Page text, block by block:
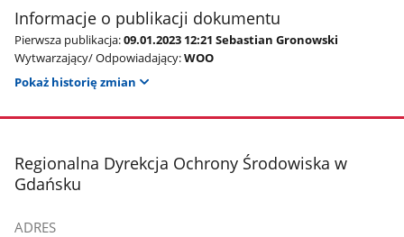
Informacje o publikacji dokumentu
Pierwsza publikacja:09.01.2023 12:21 Sebastian Gronowski
Wytwarzający/ Odpowiadający:WOO
Pokaż historię zmian
stopka
Regionalna Dyrekcja Ochrony Środowiska w
Gdańsku
ADRES